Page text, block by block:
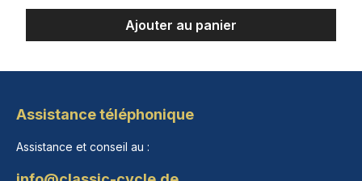
Ajouter au panier
Assistance téléphonique
Assistance et conseil au :